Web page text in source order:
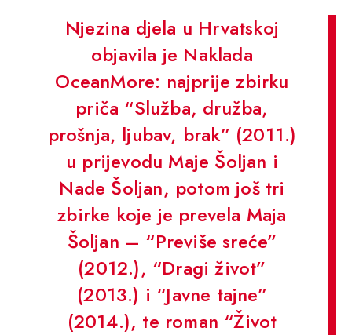
Njezina djela u Hrvatskoj
objavila je Naklada
OceanMore: najprije zbirku
priča “Služba, družba,
prošnja, ljubav, brak” (2011.)
u prijevodu Maje Šoljan i
Nade Šoljan, potom još tri
zbirke koje je prevela Maja
Šoljan – “Previše sreće”
(2012.), “Dragi život”
(2013.) i “Javne tajne”
(2014.), te roman “Život